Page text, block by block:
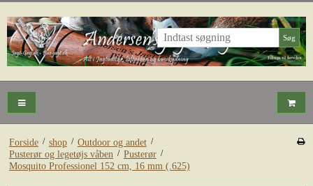
Søg
Forside / shop / Outdoor og andet /
Pusterør og legetøjs våben / Pusterør /
Mosquito Professionel 152 cm, 16 mm (.625)